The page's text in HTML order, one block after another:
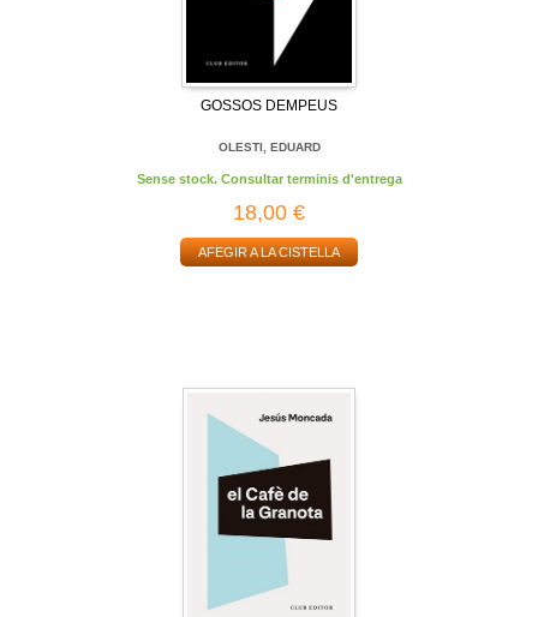
GOSSOS DEMPEUS
OLESTI, EDUARD
Sense stock. Consultar terminis d'entrega
18,00 €
AFEGIR A LA CISTELLA